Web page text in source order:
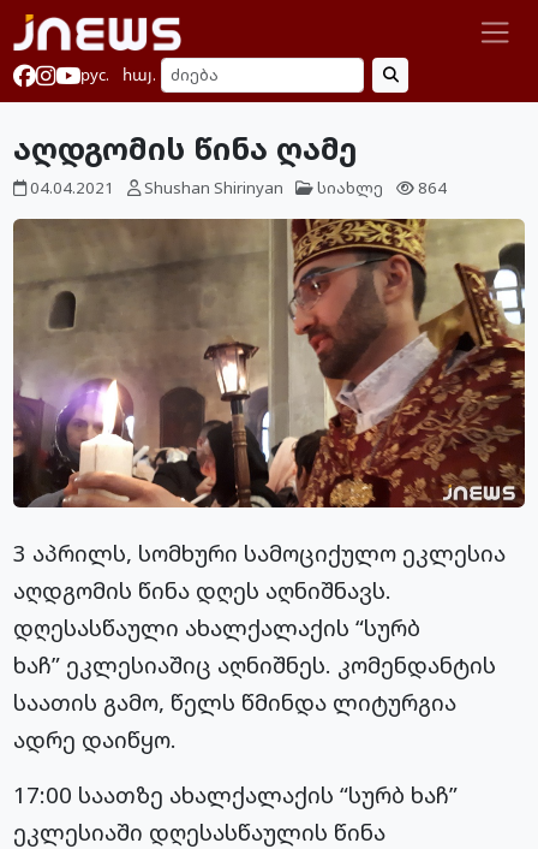
рус. հայ.
აღდგომის წინა ღამე
04.04.2021 Shushan Shirinyan სიახლე 864
3 აპრილს, სომხური სამოციქულო ეკლესია
აღდგომის წინა დღეს აღნიშნავს.
დღესასწაული ახალქალაქის “სურბ
ხაჩ” ეკლესიაშიც აღნიშნეს. კომენდანტის
საათის გამო, წელს წმინდა ლიტურგია
ადრე დაიწყო.
17:00 საათზე ახალქალაქის “სურბ ხაჩ”
ეკლესიაში დღესასწაულის წინა